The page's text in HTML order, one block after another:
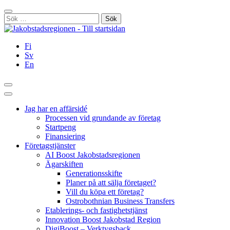
Hoppa
till
innehållet
Stäng
Sök
efter:
Fi
Sv
En
Sök
Huvudmeny
Jag har en affärsidé
Processen vid grundande av företag
Startpeng
Finansiering
Företagstjänster
AI Boost Jakobstadsregionen
Ägarskiften
Generationsskifte
Planer på att sälja företaget?
Vill du köpa ett företag?
Ostrobothnian Business Transfers
Etablerings- och fastighetstjänst
Innovation Boost Jakobstad Region